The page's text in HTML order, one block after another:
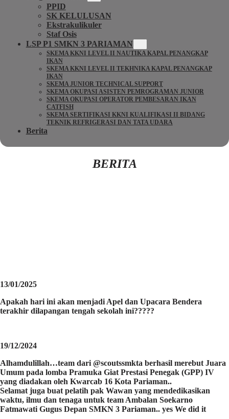
PPID
SK KELULUSAN
Ekstrakulikuler
Staf Osis
LSP P1 SMKN 3 PARIAMAN
SKEMA KKNI LEVEL II NAUTIKA KAPAL PENANGKAP
IKAN
SKEMA KKNI LEVEL II TEKHNIKA KAPAL PENANGKAP
IKAN
SKEMA JUNIOR TECHNICAL SUPPORT
SKEMA OKUPASI ASISTEN PEMROGRAMAN JUNIOR
SKEMA OKUPASI OPERATOR PEMBESARAN IKAN
CATFISH
SKEMA SERTIFIKASI KKNI KUALIFIKASI II BIDANG
TEKNIK REFRIGERASI DAN TATA UDARA
Berita
BERITA
13/01/2025
Apakah hari ini akan menjadi Apel dan Upacara Bendera
terakhir dilapangan tengah sekolah ini?????
19/12/2024
Alhamdulillah…team dari @scoutssmkta berhasil merebut Juara
Umum pada lomba Pramuka Giat Prestasi Penegak (GPP) IV
yang diadakan oleh Kwarcab 16 Kota Pariaman..
Selamat juga buat pelatih pak Wawan yang mendedikasikan
waktu, ilmu dan tenaga untuk team Ambalan Soekarno
Fatmawati Gugus Depan SMKN 3 Pariaman.. yes We did it